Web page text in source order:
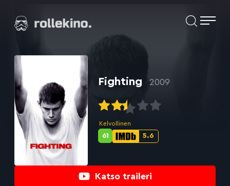
suoraan
Elokuvat ja elokuva-arviot | Rollekino.fi
Katso traileri
Fighting 2009
Kelvollinen
IMDb-
5.6
Metascore-
61